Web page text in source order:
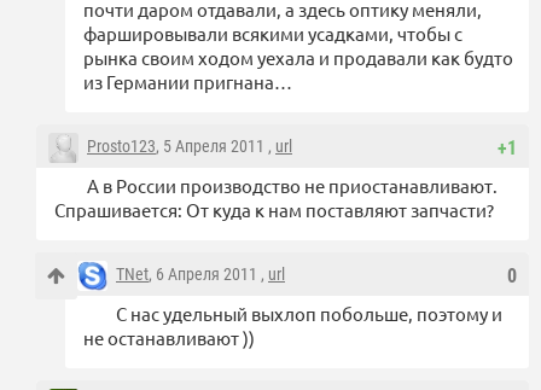
почти даром отдавали, а здесь оптику меняли,
фаршировывали всякими усадками, чтобы с
рынка своим ходом уехала и продавали как будто
из Германии пригнана…
+1
Prosto123, 5 Апреля 2011 , url
А в России производство не приостанавливают.
Спрашивается: От куда к нам поставляют запчасти?
0
TNet, 6 Апреля 2011 , url
С нас удельный выхлоп побольше, поэтому и
не останавливают ))